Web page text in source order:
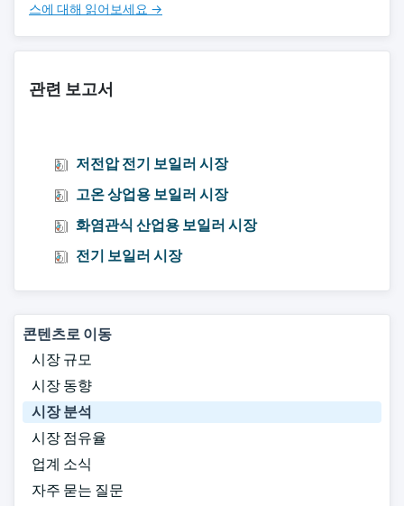
스에 대해 읽어보세요 →
관련 보고서
저전압 전기 보일러 시장
고온 상업용 보일러 시장
화염관식 산업용 보일러 시장
전기 보일러 시장
콘텐츠로 이동
시장 규모
시장 동향
시장 분석
시장 점유율
업계 소식
자주 묻는 질문